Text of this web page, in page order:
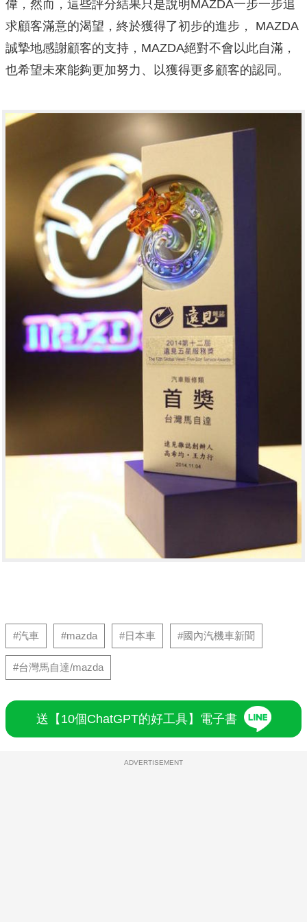
偉，然而，這些評分結果只是說明MAZDA一步一步追
求顧客滿意的渴望，終於獲得了初步的進步， MAZDA
誠摯地感謝顧客的支持，MAZDA絕對不會以此自滿，
也希望未來能夠更加努力、以獲得更多顧客的認同。
#汽車 #mazda #日本車 #國內汽機車新聞
#台灣馬自達/mazda
送【10個ChatGPT的好工具】電子書
ADVERTISEMENT